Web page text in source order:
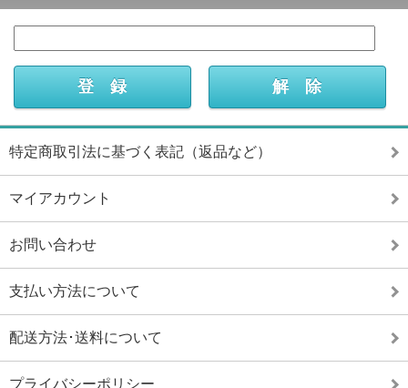
特定商取引法に基づく表記（返品など）
マイアカウント
お問い合わせ
支払い方法について
配送方法･送料について
プライバシーポリシー